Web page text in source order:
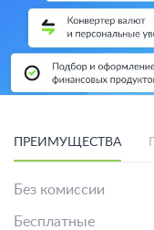
ПРЕИМУЩЕСТВА
Без комиссии
Бесплатные